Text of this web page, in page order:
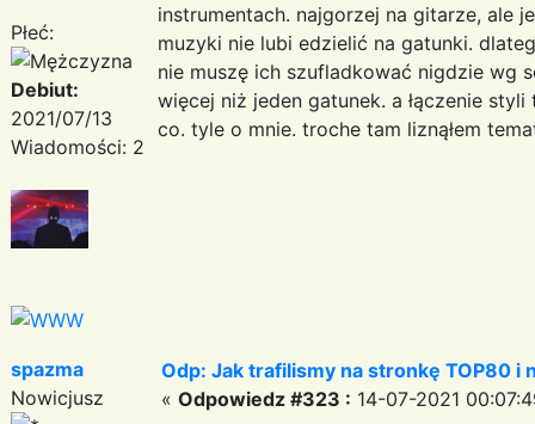
Płeć:
Debiut:
2021/07/13
Wiadomości: 2
instrumentach. najgorzej na gitarze, ale
muzyki nie lubi edzielić na gatunki.
nie muszę ich szufladkować nigdzie wg
więcej niż jeden gatunek. a łączenie
co. tyle o mnie. troche tam liznąłem
spazma
Nowicjusz
Odp: Jak trafilismy na stronkę TOP80 i
« Odpowiedz #323 : 14-07-2021